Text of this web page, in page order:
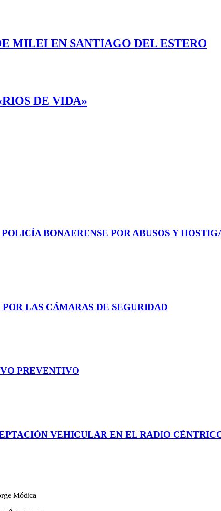
MILEI EN SANTIAGO DEL ESTERO
DE VIDA»
BONAERENSE POR ABUSOS Y
LAS CÁMARAS DE SEGURIDAD
PREVENTIVO
VEHICULAR EN EL RADIO
Módica